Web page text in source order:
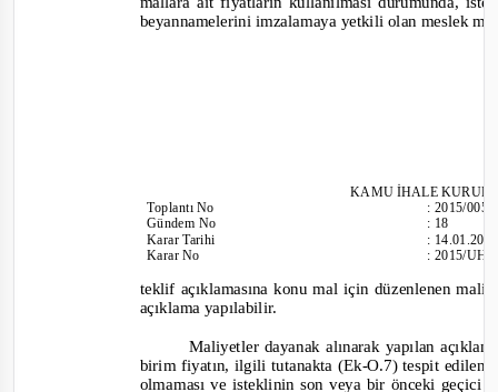
beyannamelerini imzalamaya yetkili olan meslek
KAMU İHALE
ToplantıNo
Gündem No
Karar Tarihi
Karar No
:2015/005
: 18
:
:2015/
teklif açıklamasına konu mal için düzenlenen
açıklama yapılabilir.
Maliyetler dayanak alınarak yapılan
birim fiyatın, ilgili tutanakta (Ek-O.7) tespit edilen
olmaması ve isteklinin son veya bir önceki geçici